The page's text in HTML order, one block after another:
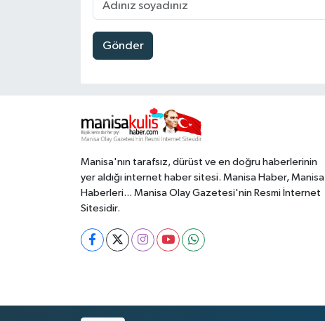
Gönder
Manisa'nın tarafsız, dürüst ve en doğru haberlerinin
yer aldığı internet haber sitesi. Manisa Haber, Manisa
Haberleri... Manisa Olay Gazetesi'nin Resmi İnternet
Sitesidir.